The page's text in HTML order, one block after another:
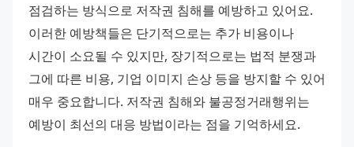
점검하는 방식으로 저작권 침해를 예방하고 있어요.
이러한 예방책들은 단기적으로는 추가 비용이나
시간이 소요될 수 있지만, 장기적으로는 법적 분쟁과
그에 따른 비용, 기업 이미지 손상 등을 방지할 수 있어
매우 중요합니다. 저작권 침해와 불공정거래행위는
예방이 최선의 대응 방법이라는 점을 기억하세요.